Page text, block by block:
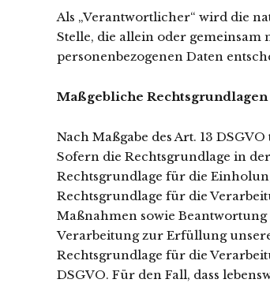
Als „Verantwortlicher“ wird die
Stelle, die allein oder
personenbezogenen Daten
Maßgebliche Rechtsgrundlagen
Nach Maßgabe des Art. 13
Sofern die Rechtsgrundlage in
Rechtsgrundlage für die
Rechtsgrundlage für die
Maßnahmen sowie Beantwortung
Verarbeitung zur Erfüllung
Rechtsgrundlage für die
DSGVO. Für den Fall, dass